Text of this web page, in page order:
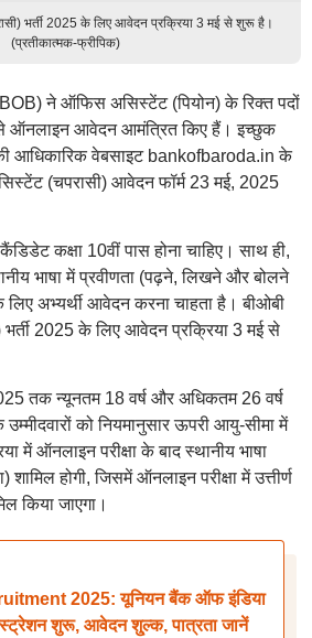
भर्ती 2025 के लिए आवेदन प्रक्रिया 3 मई से शुरू है।
(प्रतीकात्मक-फ्रीपिक)
ने ऑफिस असिस्टेंट (पियोन) के रिक्त पदों
से ऑनलाइन आवेदन आमंत्रित किए हैं। इच्छुक
आधिकारिक वेबसाइट bankofbaroda.in के
(चपरासी) आवेदन फॉर्म 23 मई, 2025
कक्षा 10वीं पास होना चाहिए। साथ ही,
भाषा में प्रवीणता (पढ़ने, लिखने और बोलने
लिए अभ्यर्थी आवेदन करना चाहता है। बीओबी
2025 के लिए आवेदन प्रक्रिया 3 मई से
तक न्यूनतम 18 वर्ष और अधिकतम 26 वर्ष
उम्मीदवारों को नियमानुसार ऊपरी आयु-सीमा में
में ऑनलाइन परीक्षा के बाद स्थानीय भाषा
शामिल होगी, जिसमें ऑनलाइन परीक्षा में उत्तीर्ण
किया जाएगा।
2025: यूनियन बैंक ऑफ इंडिया
शुरू, आवेदन शु्ल्क, पात्रता जानें